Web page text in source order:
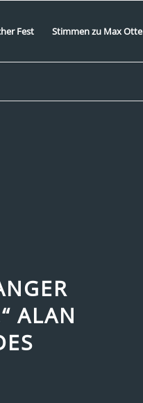
Fest Stimmen zu Max Otte
ALAN